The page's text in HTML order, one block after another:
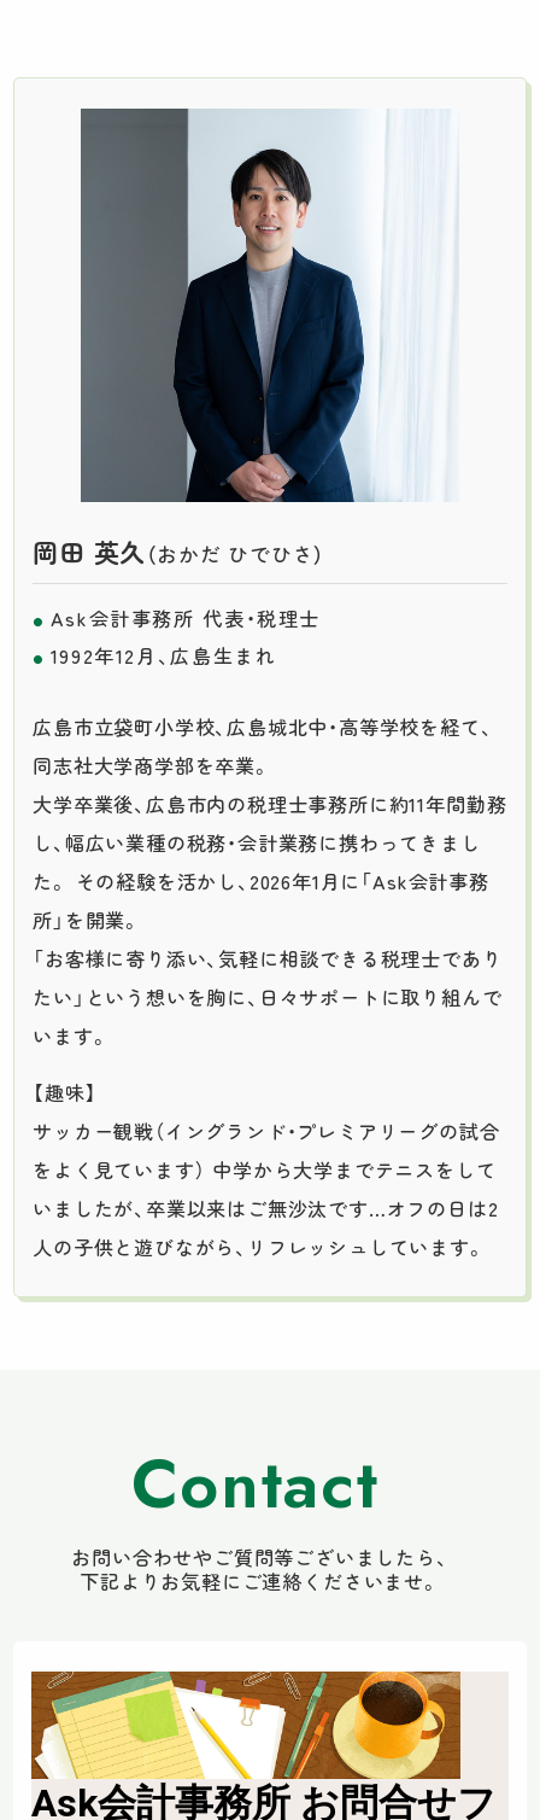
岡田 英久 （おかだ ひでひさ）
Ask会計事務所 代表・税理士
1992年12月、広島生まれ
広島市立袋町小学校、広島城北中・高等学校を経て、
同志社大学商学部を卒業。
大学卒業後、広島市内の税理士事務所に約11年間勤務
し、幅広い業種の税務・会計業務に携わってきまし
た。 その経験を活かし、2026年1月に「Ask会計事務
所」を開業。
「お客様に寄り添い、気軽に相談できる税理士であり
たい」という想いを胸に、日々サポートに取り組んで
います。
【趣味】
サッカー観戦（イングランド・プレミアリーグの試合
をよく見ています） 中学から大学までテニスをして
いましたが、卒業以来はご無沙汰です…オフの日は2
人の子供と遊びながら、リフレッシュしています。
Contact
お問い合わせやご質問等ございましたら、
下記よりお気軽にご連絡くださいませ。